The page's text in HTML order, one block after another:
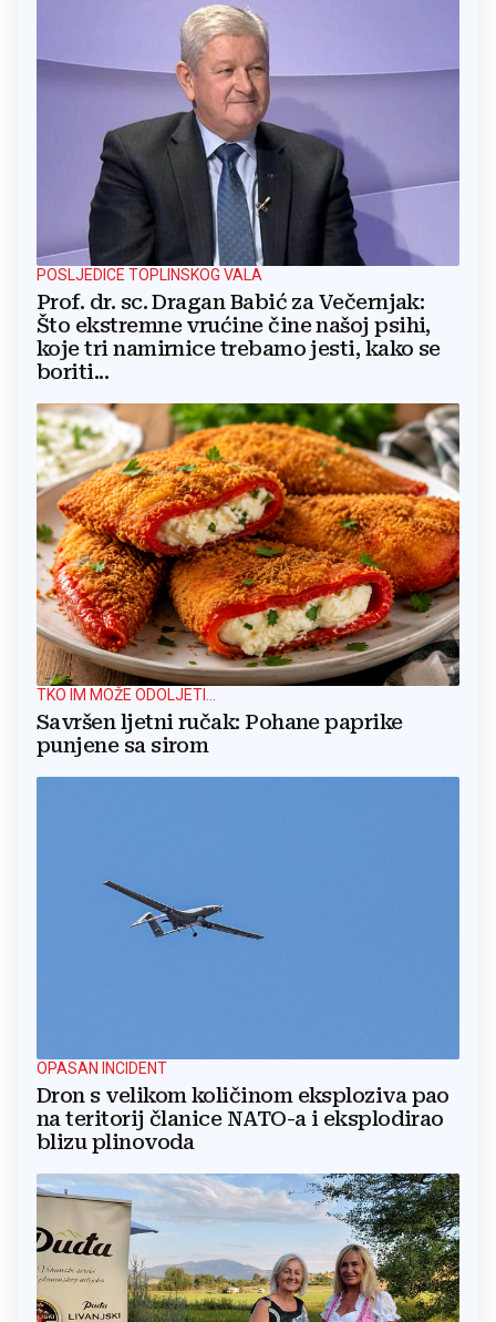
POSLJEDICE TOPLINSKOG VALA
Prof. dr. sc. Dragan Babić za Večernjak:
Što ekstremne vrućine čine našoj psihi,
koje tri namirnice trebamo jesti, kako se
boriti...
TKO IM MOŽE ODOLJETI...
Savršen ljetni ručak: Pohane paprike
punjene sa sirom
OPASAN INCIDENT
Dron s velikom količinom eksploziva pao
na teritorij članice NATO-a i eksplodirao
blizu plinovoda